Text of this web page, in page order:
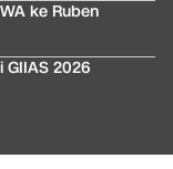
ke Ruben
GIIAS 2026